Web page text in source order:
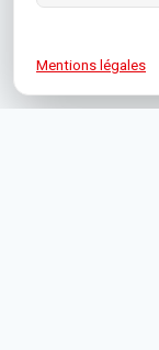
Mentions légales